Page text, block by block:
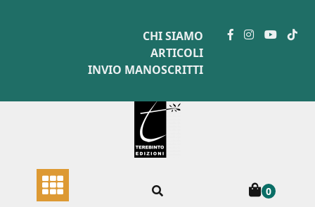
CHI SIAMO
ARTICOLI
INVIO MANOSCRITTI
0